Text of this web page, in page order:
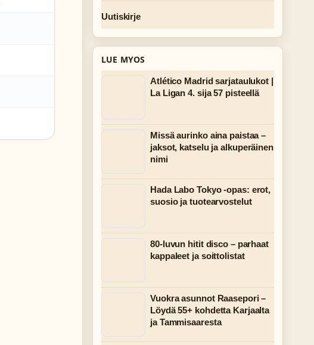
Uutiskirje
LUE MYOS
Atlético Madrid sarjataulukot |
La Ligan 4. sija 57 pisteellä
Missä aurinko aina paistaa –
jaksot, katselu ja alkuperäinen
nimi
Hada Labo Tokyo -opas: erot,
suosio ja tuotearvostelut
80-luvun hitit disco – parhaat
kappaleet ja soittolistat
Vuokra asunnot Raasepori –
Löydä 55+ kohdetta Karjaalta
ja Tammisaaresta